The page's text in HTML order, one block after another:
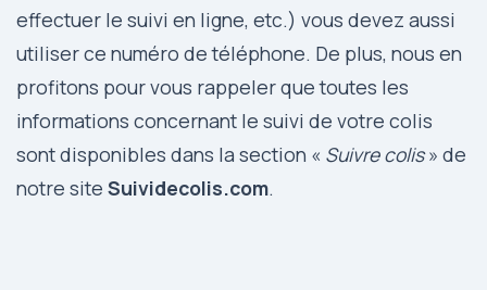
effectuer le suivi en ligne, etc.) vous devez aussi
utiliser ce numéro de téléphone. De plus, nous en
profitons pour vous rappeler que toutes les
informations concernant le suivi de votre colis
sont disponibles dans la section « Suivre colis» de
notre site Suividecolis.com.